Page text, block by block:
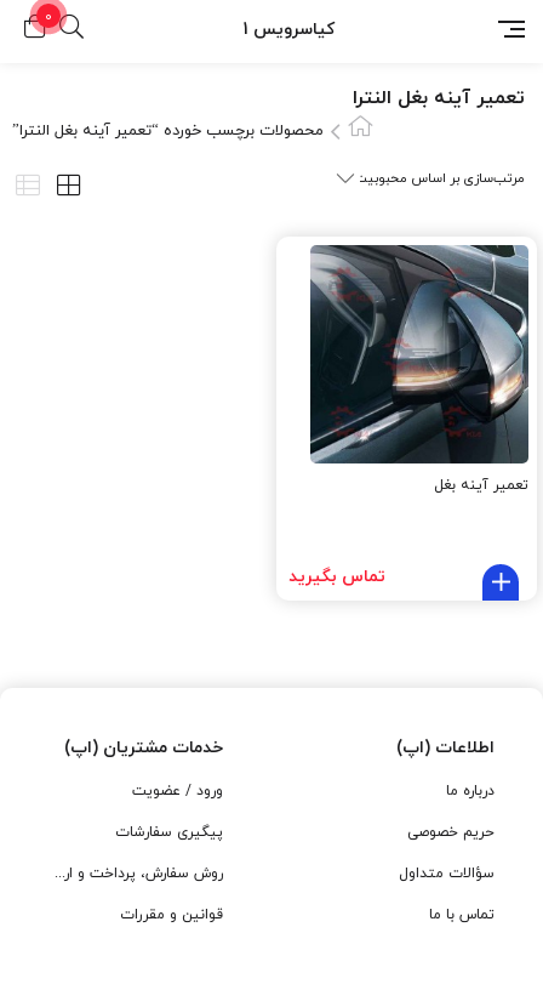
کیاسرویس 1
0
تعمير آينه بغل النترا
محصولات برچسب خورده “تعمير آينه بغل النترا”
تعمير آينه بغل
تماس بگیرید
اطلاعات (اپ)
درباره ما
حریم خصوصی
سؤالات متداول
تماس با ما
خدمات مشتریان (اپ)
ورود / عضویت
پیگیری سفارشات
روش سفارش، پرداخت و ارسال
قوانین و مقررات